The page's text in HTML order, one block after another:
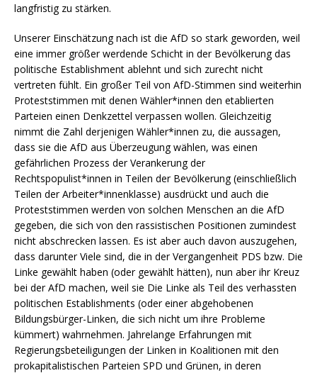
langfristig zu stärken.
Unserer Einschätzung nach ist die AfD so stark geworden, weil
eine immer größer werdende Schicht in der Bevölkerung das
politische Establishment ablehnt und sich zurecht nicht
vertreten fühlt. Ein großer Teil von AfD-Stimmen sind weiterhin
Proteststimmen mit denen Wähler*innen den etablierten
Parteien einen Denkzettel verpassen wollen. Gleichzeitig
nimmt die Zahl derjenigen Wähler*innen zu, die aussagen,
dass sie die AfD aus Überzeugung wählen, was einen
gefährlichen Prozess der Verankerung der
Rechtspopulist*innen in Teilen der Bevölkerung (einschließlich
Teilen der Arbeiter*innenklasse) ausdrückt und auch die
Proteststimmen werden von solchen Menschen an die AfD
gegeben, die sich von den rassistischen Positionen zumindest
nicht abschrecken lassen. Es ist aber auch davon auszugehen,
dass darunter Viele sind, die in der Vergangenheit PDS bzw. Die
Linke gewählt haben (oder gewählt hätten), nun aber ihr Kreuz
bei der AfD machen, weil sie Die Linke als Teil des verhassten
politischen Establishments (oder einer abgehobenen
Bildungsbürger-Linken, die sich nicht um ihre Probleme
kümmert) wahrnehmen. Jahrelange Erfahrungen mit
Regierungsbeteiligungen der Linken in Koalitionen mit den
prokapitalistischen Parteien SPD und Grünen, in deren